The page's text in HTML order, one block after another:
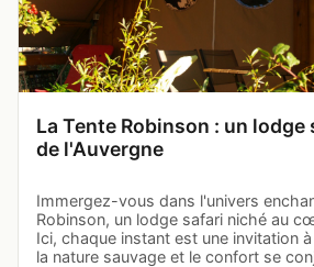
La Tente Robinson : un
de l'Auvergne
Immergez-vous dans l'univers
Robinson, un lodge safari niché au
Ici, chaque instant est une invitation
la nature sauvage et le confort se